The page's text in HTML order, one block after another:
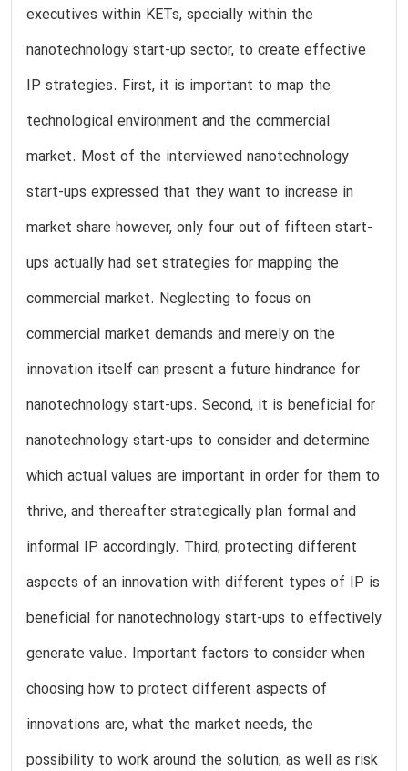
executives within KETs, specially within the
nanotechnology start-up sector, to create effective
IP strategies. First, it is important to map the
technological environment and the commercial
market. Most of the interviewed nanotechnology
start-ups expressed that they want to increase in
market share however, only four out of fifteen start-
ups actually had set strategies for mapping the
commercial market. Neglecting to focus on
commercial market demands and merely on the
innovation itself can present a future hindrance for
nanotechnology start-ups. Second, it is beneficial for
nanotechnology start-ups to consider and determine
which actual values are important in order for them to
thrive, and thereafter strategically plan formal and
informal IP accordingly. Third, protecting different
aspects of an innovation with different types of IP is
beneficial for nanotechnology start-ups to effectively
generate value. Important factors to consider when
choosing how to protect different aspects of
innovations are, what the market needs, the
possibility to work around the solution, as well as risk